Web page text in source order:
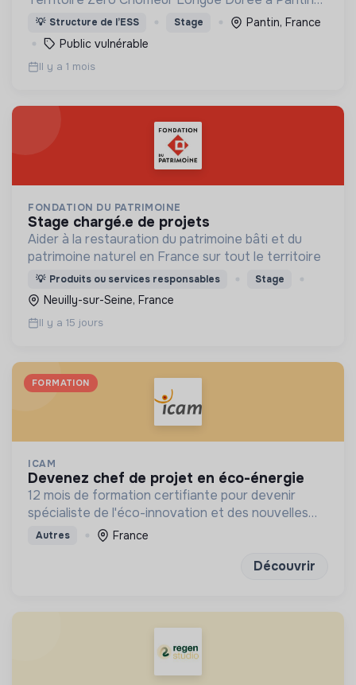
(Quartier des 4 Chemins) : créer des emplois
dignes, durables et utiles au territoire
💡 Structure de l’ESS Stage
Pantin, France
Public vulnérable
Il y a 1 mois
FONDATION DU PATRIMOINE
stage chargé.e de projets
Aider à la restauration du patrimoine bâti et du
patrimoine naturel en France sur tout le territoire
💡 Produits ou services responsables Stage
Neuilly-sur-Seine, France
Il y a 15 jours
FORMATION
ICAM
devenez chef de projet en éco-énergie
12 mois de formation certifiante pour devenir
spécialiste de l'éco-innovation et des nouvelles
technologies de l'énergie
Autres France
Découvrir